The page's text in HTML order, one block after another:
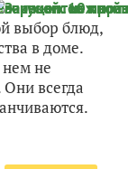
выбор блюд,
в доме.
не
Они всегда